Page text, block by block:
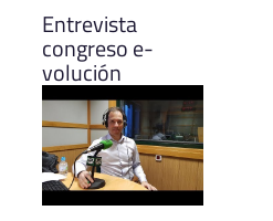
Entrevista
congreso e-
volución